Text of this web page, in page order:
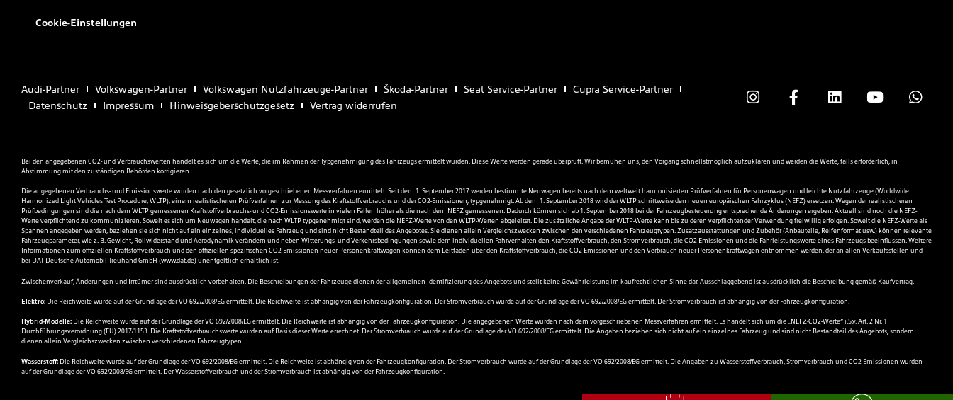
Cookie-Einstellungen
Audi-Partner Volkswagen-Partner Volkswagen Nutzfahrzeuge-Partner Škoda-Partner Seat Service-Partner
Cupra Service-Partner
Datenschutz
Impressum Hinweisgeberschutzgesetz Vertrag widerrufen
Bei den angegebenen CO2- und Verbrauchswerten handelt es sich um die Werte, die im Rahmen der Typgenehmigung des Fahrzeugs ermittelt wurden. Diese Werte werden gerade überprüft. Wir bemühen uns, den Vorgang schnellstmöglich aufzuklären und werden die Werte, falls erforderlich, in
Abstimmung mit den zuständigen Behörden korrigieren.
Die angegebenen Verbrauchs- und Emissionswerte wurden nach den gesetzlich vorgeschriebenen Messverfahren ermittelt. Seit dem 1. September 2017 werden bestimmte Neuwagen bereits nach dem weltweit harmonisierten Prüfverfahren für Personenwagen und leichte Nutzfahrzeuge (Worldwide
Harmonized Light Vehicles Test Procedure, WLTP), einem realistischeren Prüfverfahren zur Messung des Kraftstoffverbrauchs und der CO2-Emissionen, typgenehmigt. Ab dem 1. September 2018 wird der WLTP schrittweise den neuen europäischen Fahrzyklus (NEFZ) ersetzen. Wegen der realistischeren
Prüfbedingungen sind die nach dem WLTP gemessenen Kraftstoffverbrauchs- und CO2-Emissionswerte in vielen Fällen höher als die nach dem NEFZ gemessenen. Dadurch können sich ab 1. September 2018 bei der Fahrzeugbesteuerung entsprechende Änderungen ergeben. Aktuell sind noch die NEFZ-
Werte verpflichtend zu kommunizieren. Soweit es sich um Neuwagen handelt, die nach WLTP typgenehmigt sind, werden die NEFZ-Werte von den WLTP-Werten abgeleitet. Die zusätzliche Angabe der WLTP-Werte kann bis zu deren verpflichtender Verwendung freiwillig erfolgen. Soweit die NEFZ-Werte als
Spannen angegeben werden, beziehen sie sich nicht auf ein einzelnes, individuelles Fahrzeug und sind nicht Bestandteil des Angebotes. Sie dienen allein Vergleichszwecken zwischen den verschiedenen Fahrzeugtypen. Zusatzausstattungen und Zubehör (Anbauteile, Reifenformat usw.) können relevante
Fahrzeugparameter, wie z. B. Gewicht, Rollwiderstand und Aerodynamik verändern und neben Witterungs- und Verkehrsbedingungen sowie dem individuellen Fahrverhalten den Kraftstoffverbrauch, den Stromverbrauch, die CO2-Emissionen und die Fahrleistungswerte eines Fahrzeugs beeinflussen. Weitere
Informationen zum offiziellen Kraftstoffverbrauch und den offiziellen spezifischen CO2-Emissionen neuer Personenkraftwagen können dem Leitfaden über den Kraftstoffverbrauch, die CO2-Emissionen und den Verbrauch neuer Personenkraftwagen entnommen werden, der an allen Verkaufsstellen und
bei DAT Deutsche Automobil Treuhand GmbH (www.dat.de) unentgeltlich erhältlich ist.
Zwischenverkauf, Änderungen und Irrtümer sind ausdrücklich vorbehalten. Die Beschreibungen der Fahrzeuge dienen der allgemeinen Identifizierung des Angebots und stellt keine Gewährleistung im kaufrechtlichen Sinne dar. Ausschlaggebend ist ausdrücklich die Beschreibung gemäß Kaufvertrag.
Elektro: Die Reichweite wurde auf der Grundlage der VO 692/2008/EG ermittelt. Die Reichweite ist abhängig von der Fahrzeugkonfiguration. Der Stromverbrauch wurde auf der Grundlage der VO 692/2008/EG ermittelt. Der Stromverbrauch ist abhängig von der Fahrzeugkonfiguration.
Hybrid-Modelle: Die Reichweite wurde auf der Grundlage der VO 692/2008/EG ermittelt. Die Reichweite ist abhängig von der Fahrzeugkonfiguration. Die angegebenen Werte wurden nach dem vorgeschriebenen Messverfahren ermittelt. Es handelt sich um die „NEFZ-CO2-Werte“ i.S.v. Art. 2 Nr. 1
Durchführungsverordnung (EU) 2017/1153. Die Kraftstoffverbrauchswerte wurden auf Basis dieser Werte errechnet. Der Stromverbrauch wurde auf der Grundlage der VO 692/2008/EG ermittelt. Die Angaben beziehen sich nicht auf ein einzelnes Fahrzeug und sind nicht Bestandteil des Angebots, sondern
dienen allein Vergleichszwecken zwischen verschiedenen Fahrzeugtypen.
Wasserstoff: Die Reichweite wurde auf der Grundlage der VO 692/2008/EG ermittelt. Die Reichweite ist abhängig von der Fahrzeugkonfiguration. Der Stromverbrauch wurde auf der Grundlage der VO 692/2008/EG ermittelt. Die Angaben zu Wasserstoffverbrauch, Stromverbrauch und CO2-Emissionen wurden
auf der Grundlage der VO 692/2008/EG ermittelt. Der Wasserstoffverbrauch und der Stromverbrauch ist abhängig von der Fahrzeugkonfiguration.